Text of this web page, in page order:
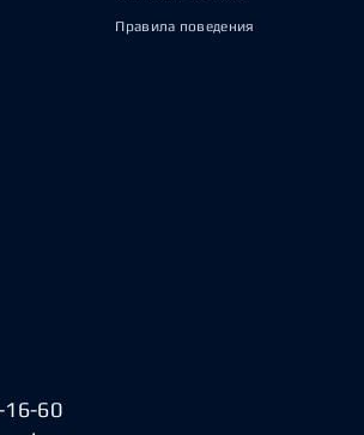
Правила поведения
16-60